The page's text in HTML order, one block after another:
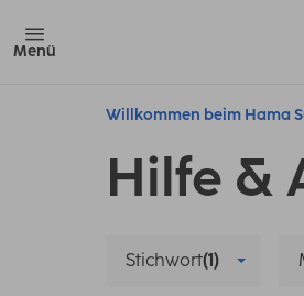
Menü
Willkommen beim Hama
Hilfe &
Stichwort(1)